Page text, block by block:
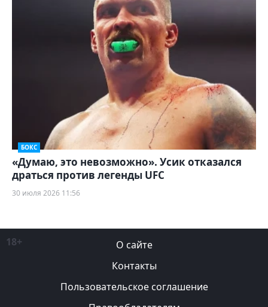
БОКС
«Думаю, это невозможно». Усик отказался
драться против легенды UFC
30 июля 2026 11:56
18+
О сайте
Контакты
Пользовательское соглашение